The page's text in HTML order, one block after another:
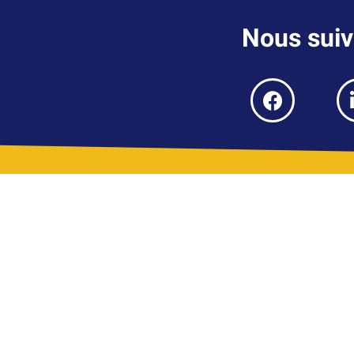
Nous